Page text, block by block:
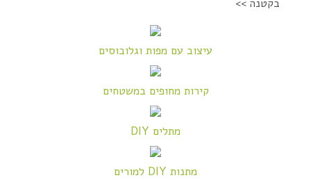
בקטנה >>
עיצוב עם מפות וגלובוסים
קירות מחופים במשטחים
מתלים DIY
מתנות DIY למורים